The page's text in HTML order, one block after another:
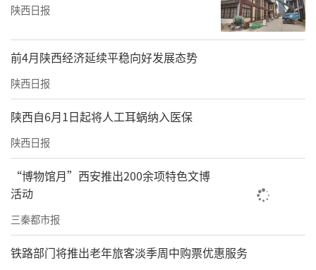
陕西日报
前4月陕西经济延续平稳向好发展态势
陕西日报
陕西自6月1日起将人工耳蜗纳入医保
陕西日报
“博物馆月”西安推出200余项特色文博
活动
三秦都市报
铁路部门将推出老年旅客淡季周中购票优惠服务